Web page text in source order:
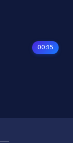
00:15